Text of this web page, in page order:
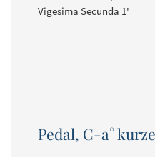
Vigesima Secunda 1'
Pedal, C-a°